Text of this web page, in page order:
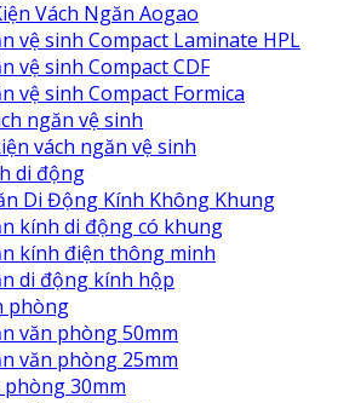
Vách Ngăn Aogao
vệ sinh Compact Laminate HPL
vệ sinh Compact CDF
vệ sinh Compact Formica
ngăn vệ sinh
vách ngăn vệ sinh
di động
Di Động Kính Không Khung
kính di động có khung
kính điện thông minh
di động kính hộp
phòng
văn phòng 50mm
văn phòng 25mm
phòng 30mm